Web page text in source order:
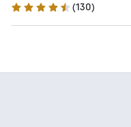
4.6 Sterne
(130)